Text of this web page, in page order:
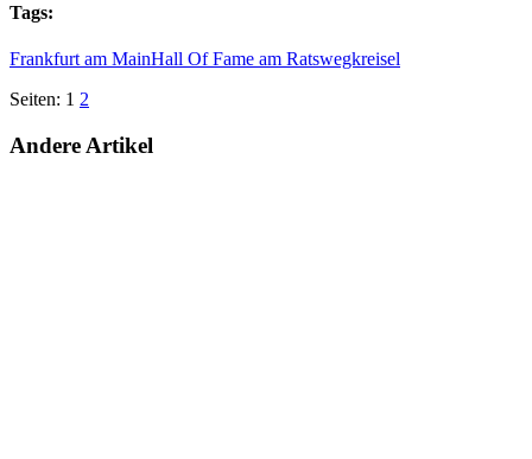
Tags:
Frankfurt am MainHall Of Fame am Ratswegkreisel
Seiten: 1 2
Andere Artikel